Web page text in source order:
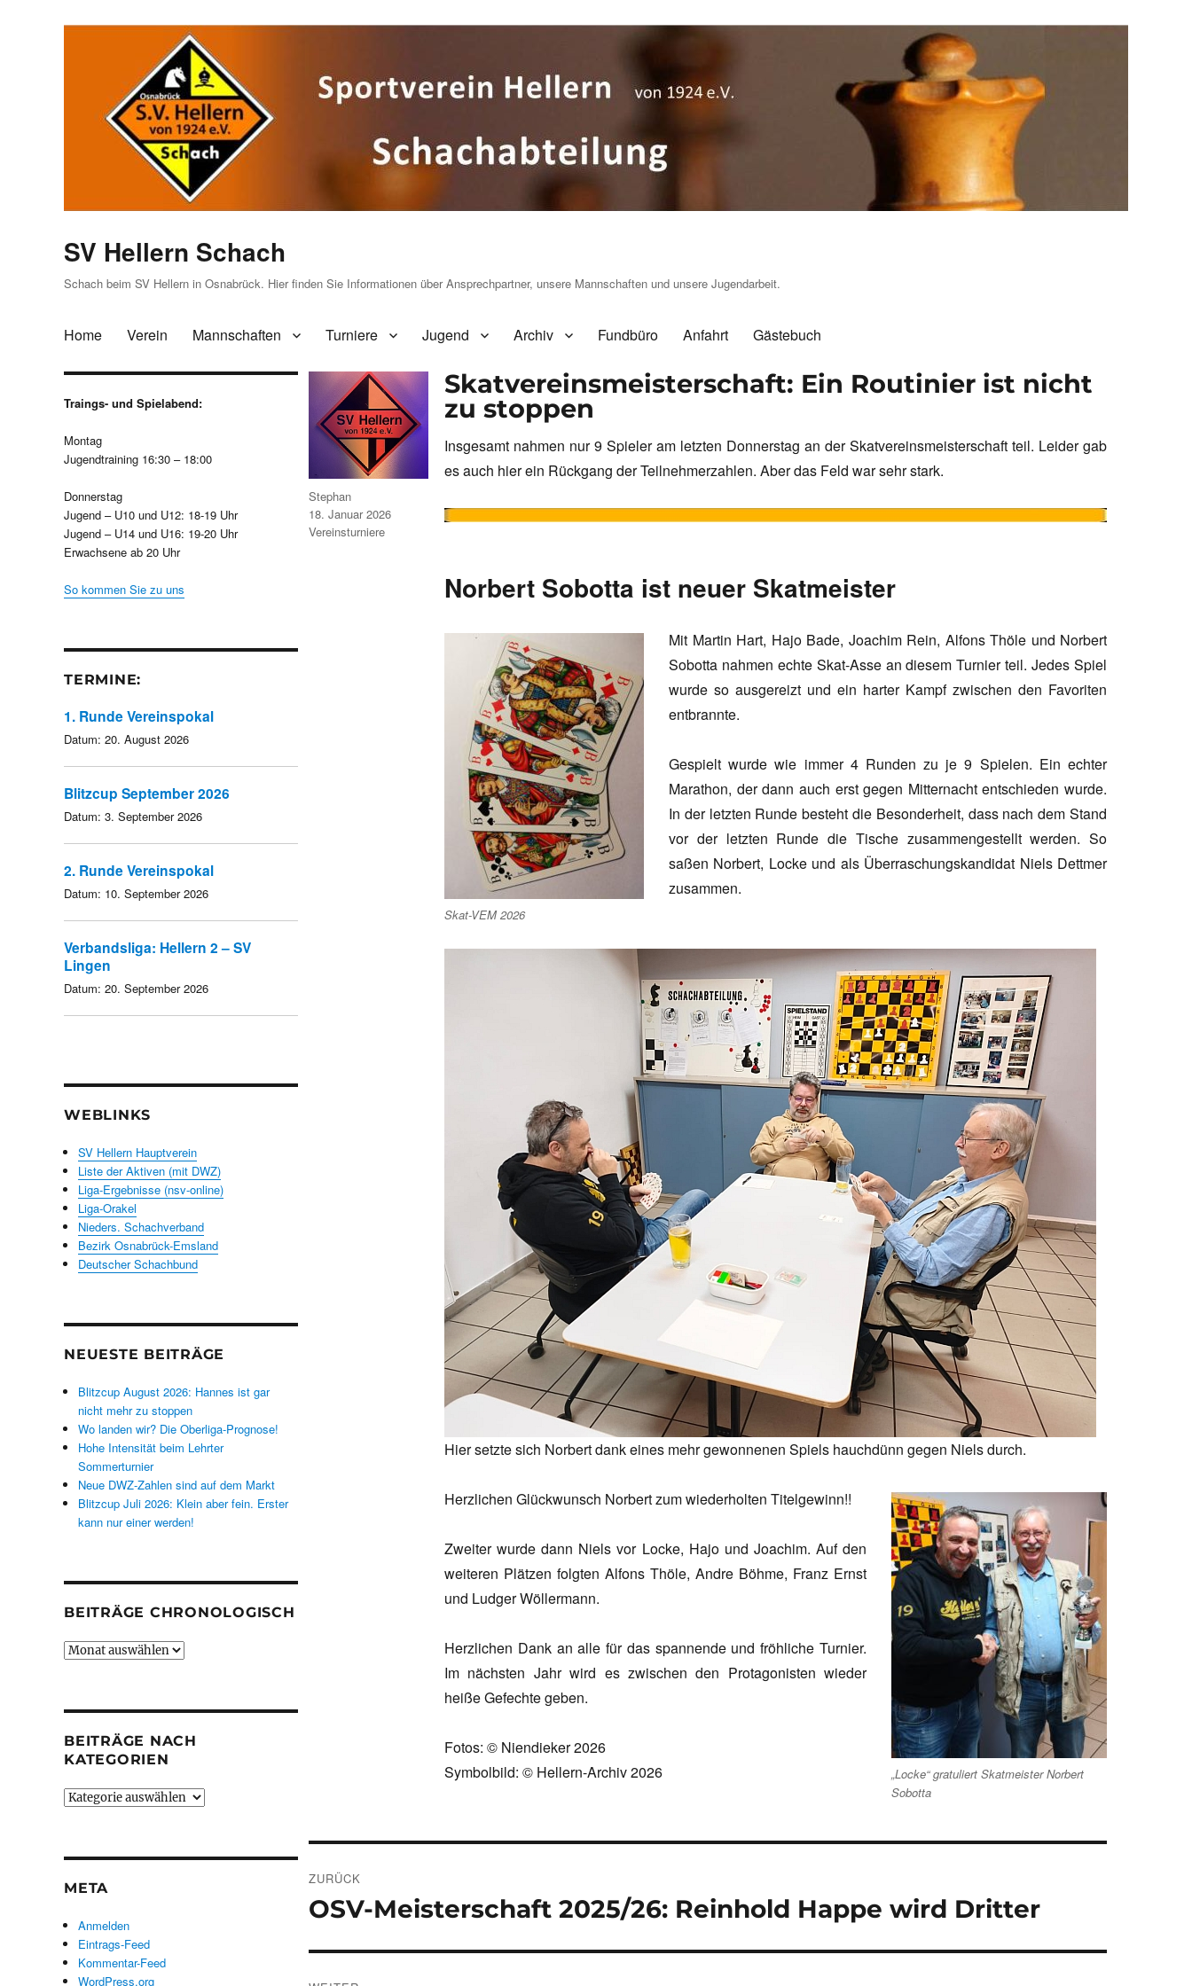
SV Hellern Schach
Schach beim SV Hellern in Osnabrück. Hier finden Sie Informationen über Ansprechpartner, unsere Mannschaften und unsere Jugendarbeit.
Home Verein Mannschaften Turniere Jugend Archiv Fundbüro Anfahrt Gästebuch
Skatvereinsmeisterschaft: Ein Routinier ist nicht
zu stoppen
Insgesamt nahmen nur 9 Spieler am letzten Donnerstag an der Skatvereinsmeisterschaft teil. Leider gab
es auch hier ein Rückgang der Teilnehmerzahlen. Aber das Feld war sehr stark.
Norbert Sobotta ist neuer Skatmeister
Skat-VEM 2026
Mit Martin Hart, Hajo Bade, Joachim Rein, Alfons Thöle und Norbert
Sobotta nahmen echte Skat-Asse an diesem Turnier teil. Jedes Spiel
wurde so ausgereizt und ein harter Kampf zwischen den Favoriten
entbrannte.
Gespielt wurde wie immer 4 Runden zu je 9 Spielen. Ein echter
Marathon, der dann auch erst gegen Mitternacht entschieden wurde.
In der letzten Runde besteht die Besonderheit, dass nach dem Stand
vor der letzten Runde die Tische zusammengestellt werden. So
saßen Norbert, Locke und als Überraschungskandidat Niels Dettmer
zusammen.
Hier setzte sich Norbert dank eines mehr gewonnenen Spiels hauchdünn gegen Niels durch.
„Locke“ gratuliert Skatmeister Norbert
Sobotta
Herzlichen Glückwunsch Norbert zum wiederholten Titelgewinn!!
Zweiter wurde dann Niels vor Locke, Hajo und Joachim. Auf den
weiteren Plätzen folgten Alfons Thöle, Andre Böhme, Franz Ernst
und Ludger Wöllermann.
Herzlichen Dank an alle für das spannende und fröhliche Turnier.
Im nächsten Jahr wird es zwischen den Protagonisten wieder
heiße Gefechte geben.
Fotos: © Niendieker 2026
Symbolbild: © Hellern-Archiv 2026
Autor
Stephan
Veröffentlicht
am
18. Januar 2026
Kategorien
Vereinsturniere
ZURÜCK
Vorheriger
OSV-Meisterschaft 2025/26: Reinhold Happe wird Dritter
Traings- und Spielabend:
Montag
Jugendtraining 16:30 – 18:00
Donnerstag
Jugend – U10 und U12: 18-19 Uhr
Jugend – U14 und U16: 19-20 Uhr
Erwachsene ab 20 Uhr
So kommen Sie zu uns
TERMINE:
1. Runde Vereinspokal
Datum: 20. August 2026
Blitzcup September 2026
Datum: 3. September 2026
2. Runde Vereinspokal
Datum: 10. September 2026
Verbandsliga: Hellern 2 – SV
Lingen
Datum: 20. September 2026
WEBLINKS
SV Hellern Hauptverein
Liste der Aktiven (mit DWZ)
Liga-Ergebnisse (nsv-online)
Liga-Orakel
Nieders. Schachverband
Bezirk Osnabrück-Emsland
Deutscher Schachbund
NEUESTE BEITRÄGE
Blitzcup August 2026: Hannes ist gar
nicht mehr zu stoppen
Wo landen wir? Die Oberliga-Prognose!
Hohe Intensität beim Lehrter
Sommerturnier
Neue DWZ-Zahlen sind auf dem Markt
Blitzcup Juli 2026: Klein aber fein. Erster
kann nur einer werden!
BEITRÄGE CHRONOLOGISCH
Beiträge
BEITRÄGE NACH
KATEGORIEN
Beiträge
META
Anmelden
Eintrags-Feed
Kommentar-Feed
WordPress.org